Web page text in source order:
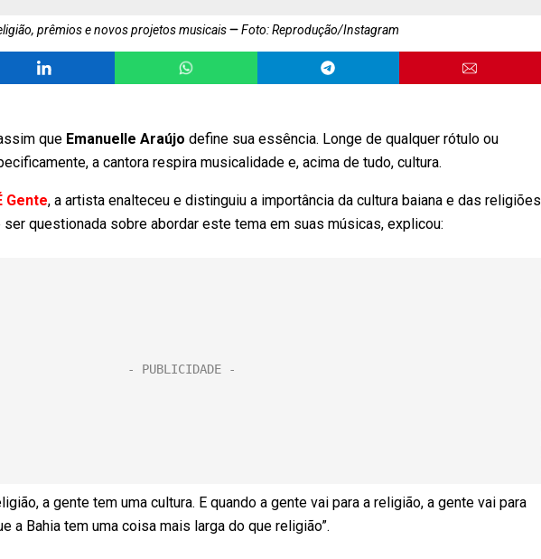
prêmios e novos projetos musicais Foto: Reprodução/Instagram
que Emanuelle Araújo define sua essência. Longe de qualquer rótulo ou
a cantora respira musicalidade e, acima de tudo, cultura.
Gente, a artista enalteceu e distinguiu a importância da cultura baiana e das religiões
questionada sobre abordar este tema em suas músicas, explicou:
a gente tem uma cultura. E quando a gente vai para a religião, a gente vai para
a Bahia tem uma coisa mais larga do que religião”.